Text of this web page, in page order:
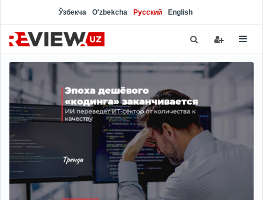
Ўзбекча O'zbekcha Русский English